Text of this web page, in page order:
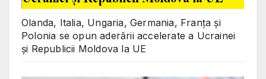
Olanda, Italia, Ungaria, Germania, Franța și
Polonia se opun aderării accelerate a Ucrainei
și Republicii Moldova la UE